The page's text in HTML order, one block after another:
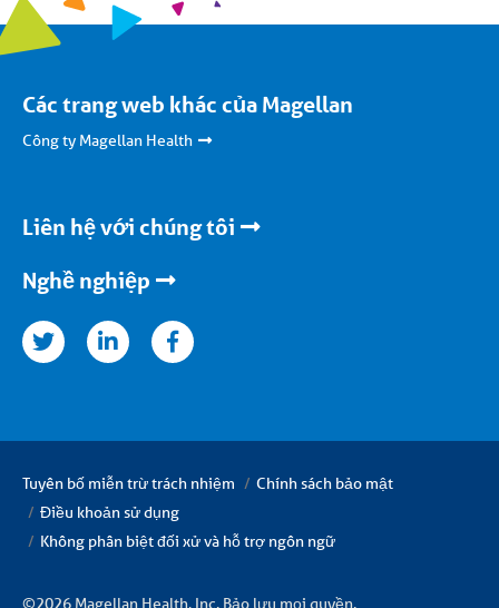
Các trang web khác của Magellan
Công ty Magellan Health
Liên hệ với chúng tôi
Nghề nghiệp
Tuyên bố miễn trừ trách nhiệm
Chính sách bảo mật
Điều khoản sử dụng
Không phân biệt đối xử và hỗ trợ ngôn ngữ
©2026 Magellan Health, Inc. Bảo lưu mọi quyền.